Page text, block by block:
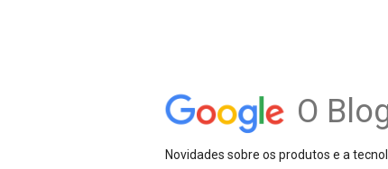
O
Novidades sobre os produtos e a